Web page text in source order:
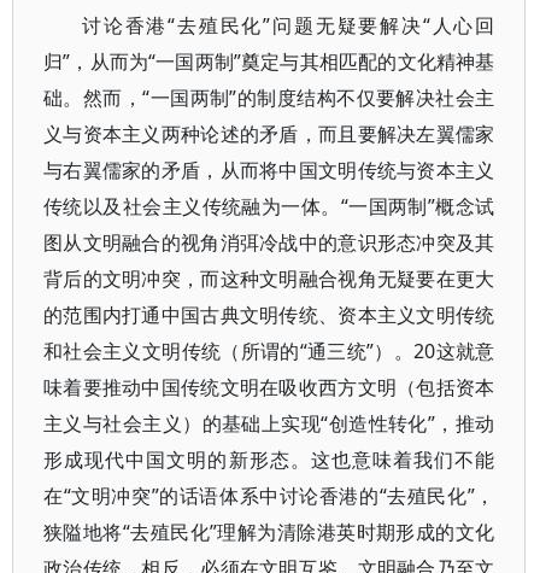
讨论香港“去殖民化”问题无疑要解决“人心回
归”，从而为“一国两制”奠定与其相匹配的文化精神基
础。然而，“一国两制”的制度结构不仅要解决社会主
义与资本主义两种论述的矛盾，而且要解决左翼儒家
与右翼儒家的矛盾，从而将中国文明传统与资本主义
传统以及社会主义传统融为一体。“一国两制”概念试
图从文明融合的视角消弭冷战中的意识形态冲突及其
背后的文明冲突，而这种文明融合视角无疑要在更大
的范围内打通中国古典文明传统、资本主义文明传统
和社会主义文明传统（所谓的“通三统”）。20这就意
味着要推动中国传统文明在吸收西方文明（包括资本
主义与社会主义）的基础上实现“创造性转化”，推动
形成现代中国文明的新形态。这也意味着我们不能
在“文明冲突”的话语体系中讨论香港的“去殖民化”，
狭隘地将“去殖民化”理解为清除港英时期形成的文化